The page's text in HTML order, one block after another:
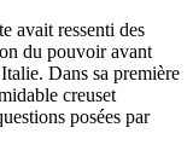
avait ressenti des
du pouvoir avant
Dans sa première
creuset
posées par